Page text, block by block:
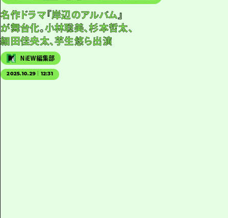
名作ドラマ『岸辺のアルバム』
が舞台化。小林聡美、杉本哲太、
細田佳央太、芋生悠ら出演
NiEW編集部
2025.10.29｜12:31